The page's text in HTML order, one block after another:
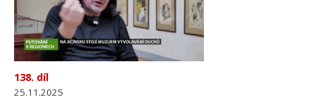
138. díl
25.11.2025